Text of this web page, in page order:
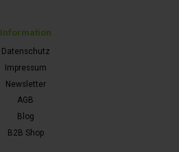
Information
Datenschutz
Impressum
Newsletter
AGB
Blog
B2B Shop